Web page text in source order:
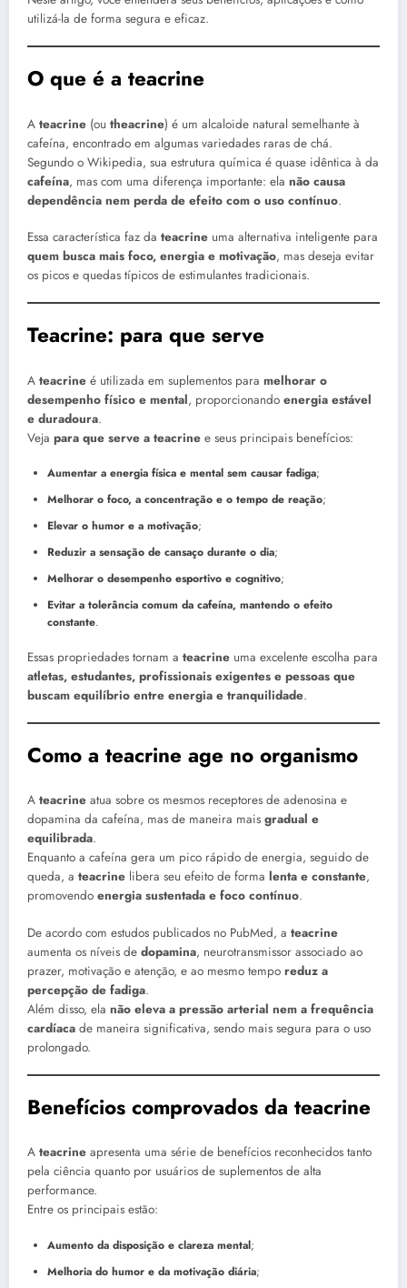
utilizá-la de forma segura e eficaz.
O que é a teacrine
A teacrine (ou theacrine) é um alcaloide natural semelhante à
cafeína, encontrado em algumas variedades raras de chá.
Segundo o Wikipedia, sua estrutura química é quase idêntica à da
cafeína, mas com uma diferença importante: ela não causa
dependência nem perda de efeito com o uso contínuo.
Essa característica faz da teacrine uma alternativa inteligente para
quem busca mais foco, energia e motivação, mas deseja evitar
os picos e quedas típicos de estimulantes tradicionais.
Teacrine: para que serve
A teacrine é utilizada em suplementos para melhorar o
desempenho físico e mental, proporcionando energia estável
e duradoura.
Veja para que serve a teacrine e seus principais benefícios:
Aumentar a energia física e mental sem causar fadiga;
Melhorar o foco, a concentração e o tempo de reação;
Elevar o humor e a motivação;
Reduzir a sensação de cansaço durante o dia;
Melhorar o desempenho esportivo e cognitivo;
Evitar a tolerância comum da cafeína, mantendo o efeito
constante.
Essas propriedades tornam a teacrine uma excelente escolha para
atletas, estudantes, profissionais exigentes e pessoas que
buscam equilíbrio entre energia e tranquilidade.
Como a teacrine age no organismo
A teacrine atua sobre os mesmos receptores de adenosina e
dopamina da cafeína, mas de maneira mais gradual e
equilibrada.
Enquanto a cafeína gera um pico rápido de energia, seguido de
queda, a teacrine libera seu efeito de forma lenta e constante,
promovendo energia sustentada e foco contínuo.
De acordo com estudos publicados no PubMed, a teacrine
aumenta os níveis de dopamina, neurotransmissor associado ao
prazer, motivação e atenção, e ao mesmo tempo reduz a
percepção de fadiga.
Além disso, ela não eleva a pressão arterial nem a frequência
cardíaca de maneira significativa, sendo mais segura para o uso
prolongado.
Benefícios comprovados da teacrine
A teacrine apresenta uma série de benefícios reconhecidos tanto
pela ciência quanto por usuários de suplementos de alta
performance.
Entre os principais estão:
Aumento da disposição e clareza mental;
Melhoria do humor e da motivação diária;